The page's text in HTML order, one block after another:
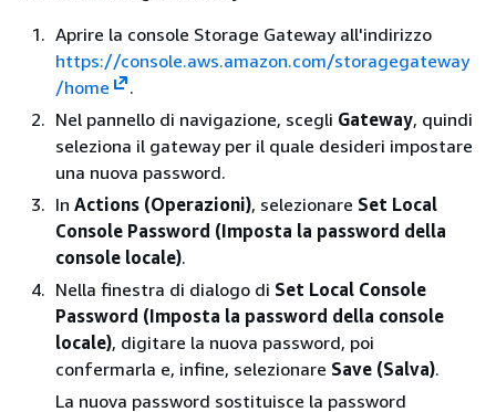
Aprire la console Storage Gateway all'indirizzo
https://console.aws.amazon.com/storagegateway
/home
.
Nel pannello di navigazione, scegli Gateway, quindi
seleziona il gateway per il quale desideri impostare
una nuova password.
In Actions (Operazioni), selezionare Set Local
Console Password (Imposta la password della
console locale).
Nella finestra di dialogo di Set Local Console
Password (Imposta la password della console
locale), digitare la nuova password, poi
confermarla e, infine, selezionare Save (Salva).
La nuova password sostituisce la password